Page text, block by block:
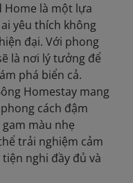
Home là một lựa
yêu thích không
đại. Với phong
là nơi lý tưởng để
phá biển cả.
Homestay mang
cách đậm
màu nhẹ
trải nghiệm cảm
nghi đầy đủ và